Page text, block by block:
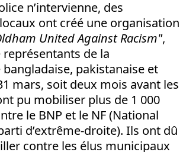
n’intervienne, des
ont créé une organisation
United Against Racism",
de la
pakistanaise et
mars, soit deux mois avant les
pu mobiliser plus de 1 000
le BNP et le NF (National
d’extrême-droite). Ils ont dû
contre les élus municipaux